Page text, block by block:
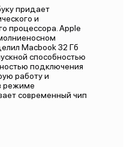
придает
и
процессора. Apple
Macbook 32 Гб
способностью
подключения
работу и
режиме
современный чип